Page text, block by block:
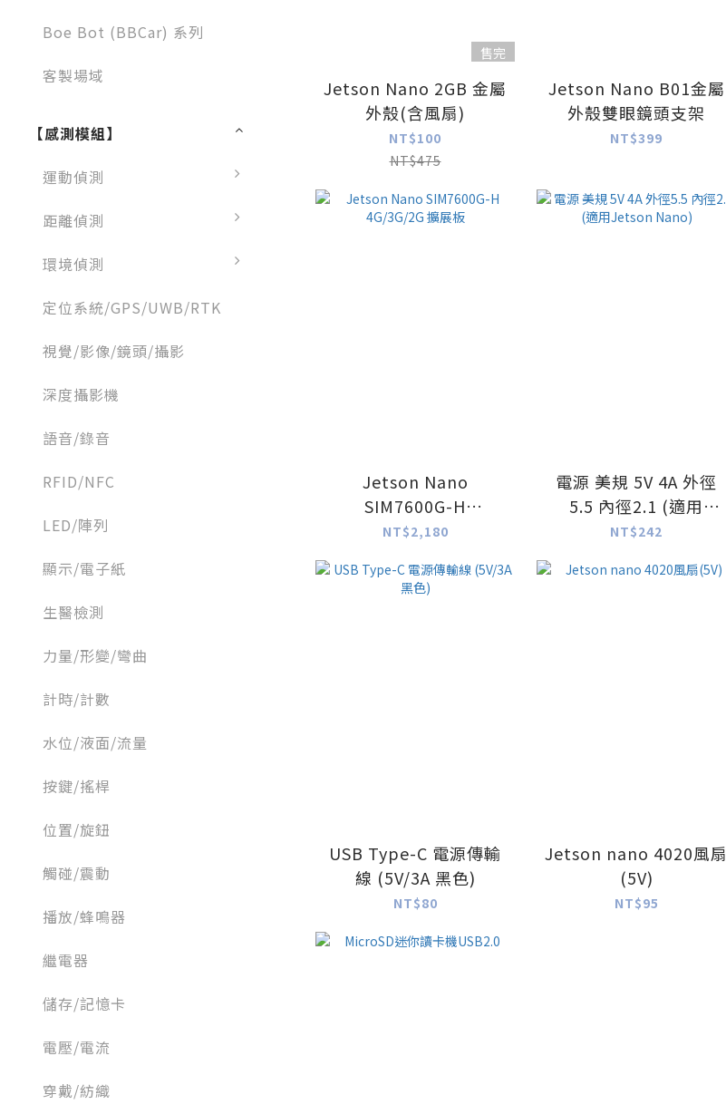
Boe Bot (BBCar) 系列
客製場域
【感測模組】
運動偵測
距離偵測
環境偵測
定位系統/GPS/UWB/RTK
視覺/影像/鏡頭/攝影
深度攝影機
語音/錄音
RFID/NFC
LED/陣列
顯示/電子紙
生醫檢測
力量/形變/彎曲
計時/計數
水位/液面/流量
按鍵/搖桿
位置/旋鈕
觸碰/震動
播放/蜂鳴器
繼電器
儲存/記憶卡
電壓/電流
穿戴/紡織
售完
Jetson Nano 2GB 金屬
外殼(含風扇)
NT$100
NT$475
Jetson Nano B01金屬
外殼雙眼鏡頭支架
NT$399
Jetson Nano
SIM7600G-H
4G/3G/2G 擴展板
NT$2,180
電源 美規 5V 4A 外徑
5.5 內徑2.1 (適用
Jetson Nano)
NT$242
USB Type-C 電源傳輸
線 (5V/3A 黑色)
NT$80
Jetson nano 4020風扇
(5V)
NT$95